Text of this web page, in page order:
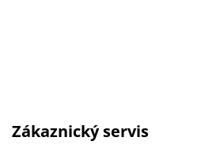
Zákaznický servis